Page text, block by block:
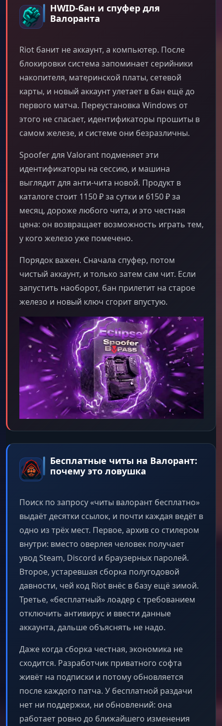
HWID-бан и спуфер для
Валоранта
Riot банит не аккаунт, а компьютер. После
блокировки система запоминает серийники
накопителя, материнской платы, сетевой
карты, и новый аккаунт улетает в бан ещё до
первого матча. Переустановка Windows от
этого не спасает, идентификаторы прошиты в
самом железе, и системе они безразличны.
Spoofer для Valorant подменяет эти
идентификаторы на сессию, и машина
выглядит для анти-чита новой. Продукт в
каталоге стоит 1150 ₽ за сутки и 6150 ₽ за
месяц, дороже любого чита, и это честная
цена: он возвращает возможность играть тем,
у кого железо уже помечено.
Порядок важен. Сначала спуфер, потом
чистый аккаунт, и только затем сам чит. Если
запустить наоборот, бан прилетит на старое
железо и новый ключ сгорит впустую.
Бесплатные читы на Валорант:
почему это ловушка
Поиск по запросу «читы валорант бесплатно»
выдаёт десятки ссылок, и почти каждая ведёт в
одно из трёх мест. Первое, архив со стилером
внутри: вместо оверлея человек получает
увод Steam, Discord и браузерных паролей.
Второе, устаревшая сборка полугодовой
давности, чей код Riot внёс в базу ещё зимой.
Третье, «бесплатный» лоадер с требованием
отключить антивирус и ввести данные
аккаунта, дальше объяснять не надо.
Даже когда сборка честная, экономика не
сходится. Разработчик приватного софта
живёт на подписки и потому обновляется
после каждого патча. У бесплатной раздачи
нет ни поддержки, ни обновлений: она
работает ровно до ближайшего изменения